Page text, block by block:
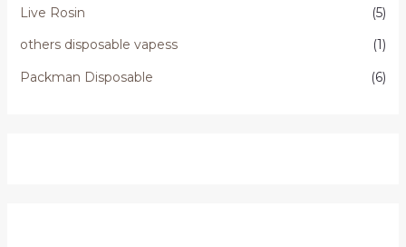
Live Rosin
(5)
others disposable vapess
(1)
Packman Disposable
(6)